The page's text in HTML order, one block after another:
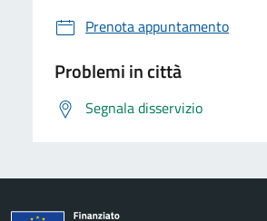
Prenota appuntamento
Problemi in città
Segnala disservizio